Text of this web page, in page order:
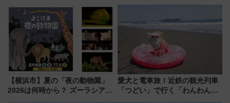
ール」で秋の関西旅を豪華にす
る方法（8月20日まで！）
【横浜市】夏の「夜の動物園」
2026は何時から？ ズーラシア・
愛犬と電車旅！近鉄の観光列車
「つどい」で行く「わんわん列